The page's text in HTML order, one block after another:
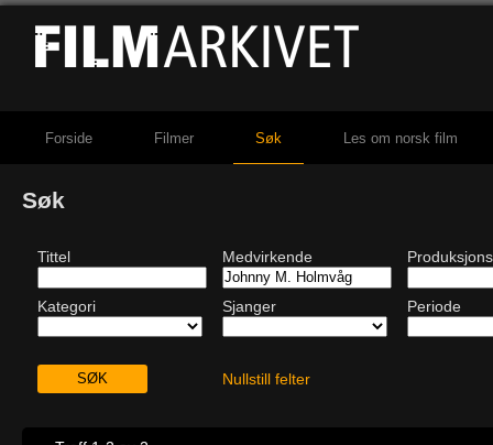
Forside Filmer Søk Les om norsk film
Søk
Tittel Medvirkende
Kategori Sjanger Periode
Nullstill felter